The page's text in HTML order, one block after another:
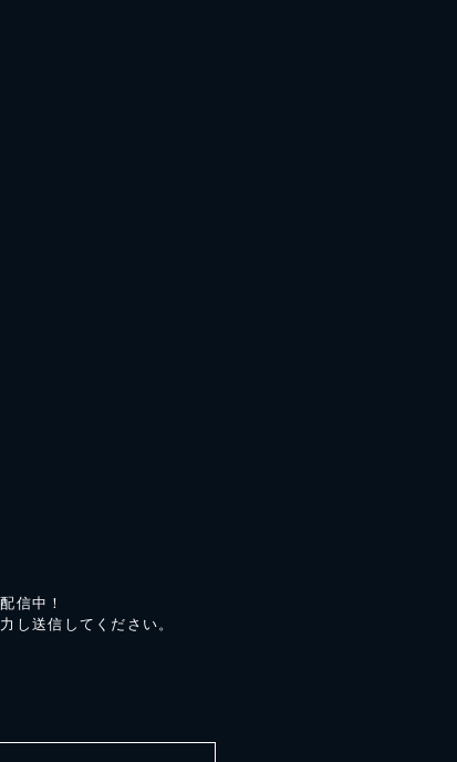
信中！
し送信してください。